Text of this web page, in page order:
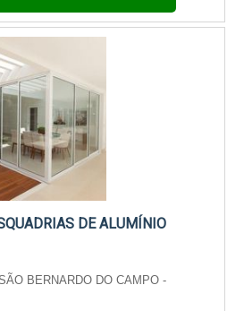
DE ALUMÍNIO
BERNARDO DO CAMPO -